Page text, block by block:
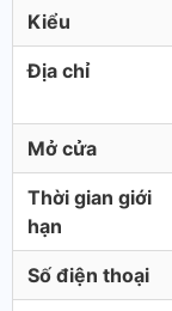
Kiểu
Địa chỉ
Mở cửa
Thời gian giới
hạn
Số điện thoại